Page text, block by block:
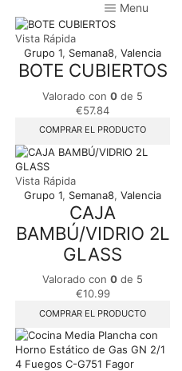
Menu
Vista Rápida
Grupo 1, Semana8, Valencia
BOTE CUBIERTOS
Valorado con 0 de 5
€57.84
COMPRAR EL PRODUCTO
Vista Rápida
Grupo 1, Semana8, Valencia
CAJA
BAMBÚ/VIDRIO 2L
GLASS
Valorado con 0 de 5
€10.99
COMPRAR EL PRODUCTO